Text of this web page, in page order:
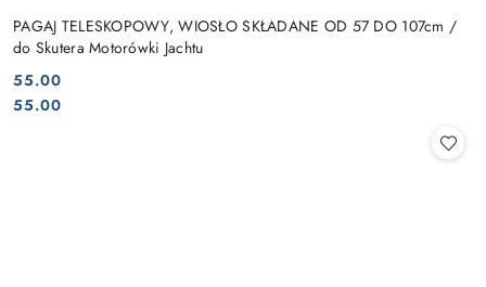
PAGAJ TELESKOPOWY, WIOSŁO SKŁADANE OD 57 DO 107cm /
do Skutera Motorówki Jachtu
Cena:
55.00
Cena:
55.00